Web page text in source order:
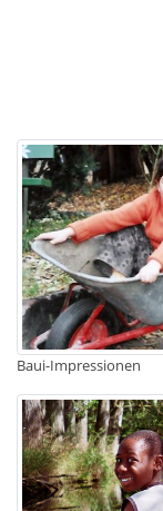
Baui-Impressionen